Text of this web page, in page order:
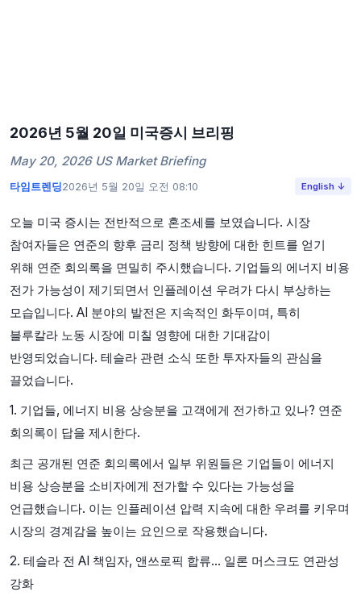
2026년 5월 20일 미국증시 브리핑
May 20, 2026 US Market Briefing
타임트렌딩2026년 5월 20일 오전 08:10 English ↓
오늘 미국 증시는 전반적으로 혼조세를 보였습니다. 시장
참여자들은 연준의 향후 금리 정책 방향에 대한 힌트를 얻기
위해 연준 회의록을 면밀히 주시했습니다. 기업들의 에너지 비용
전가 가능성이 제기되면서 인플레이션 우려가 다시 부상하는
모습입니다. AI 분야의 발전은 지속적인 화두이며, 특히
블루칼라 노동 시장에 미칠 영향에 대한 기대감이
반영되었습니다. 테슬라 관련 소식 또한 투자자들의 관심을
끌었습니다.
1. 기업들, 에너지 비용 상승분을 고객에게 전가하고 있나? 연준
회의록이 답을 제시한다.
최근 공개된 연준 회의록에서 일부 위원들은 기업들이 에너지
비용 상승분을 소비자에게 전가할 수 있다는 가능성을
언급했습니다. 이는 인플레이션 압력 지속에 대한 우려를 키우며
시장의 경계감을 높이는 요인으로 작용했습니다.
2. 테슬라 전 AI 책임자, 앤쓰로픽 합류… 일론 머스크도 연관성
강화